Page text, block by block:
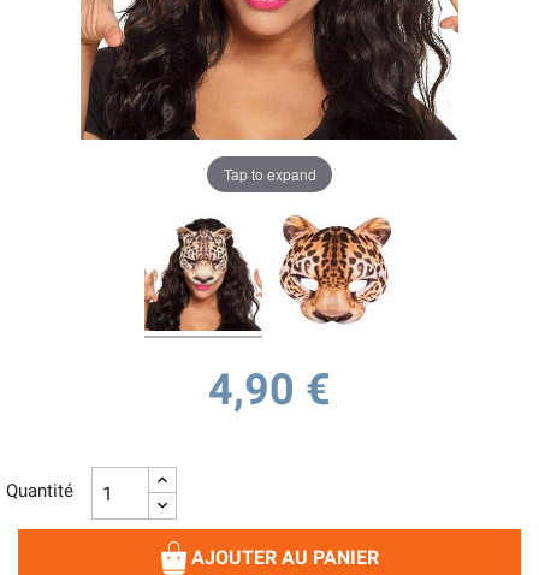
Tap to expand
4,90 €
Quantité
AJOUTER AU PANIER